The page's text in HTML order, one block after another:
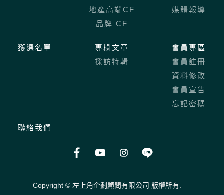
地產高端CF
品牌 CF
媒體報導
獲選名單
專欄文章
採訪特輯
會員專區
會員註冊
資料修改
會員宣告
忘記密碼
聯絡我們
Copyright © 左上角企劃顧問有限公司 版權所有.